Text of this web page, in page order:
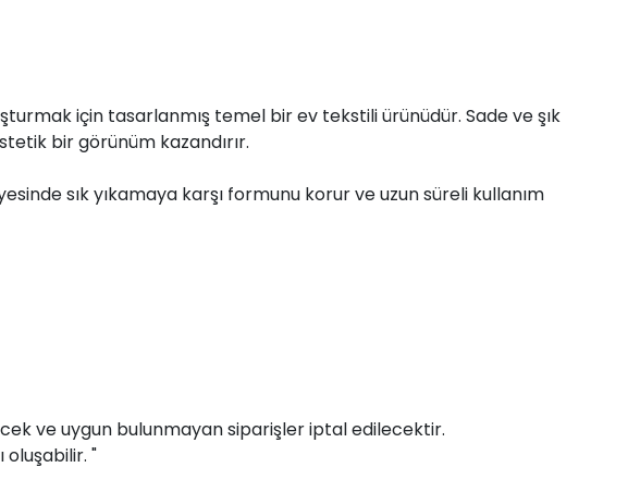
için tasarlanmış temel bir ev tekstili ürünüdür. Sade ve şık
bir görünüm kazandırır.
sık yıkamaya karşı formunu korur ve uzun süreli kullanım
ve uygun bulunmayan siparişler iptal edilecektir.
oluşabilir. "